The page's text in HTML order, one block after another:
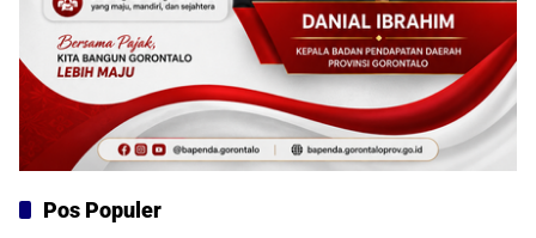
Pos Populer